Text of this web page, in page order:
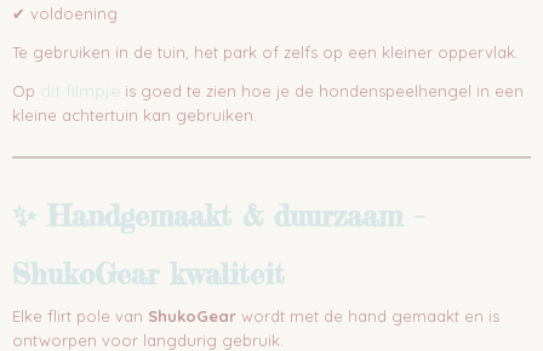
✔ voldoening
Te gebruiken in de tuin, het park of zelfs op een kleiner oppervlak.
Op dit filmpje is goed te zien hoe je de hondenspeelhengel in een
kleine achtertuin kan gebruiken.
✨ Handgemaakt & duurzaam –
ShukoGear kwaliteit
Elke flirt pole van ShukoGear wordt met de hand gemaakt en is
ontworpen voor langdurig gebruik.